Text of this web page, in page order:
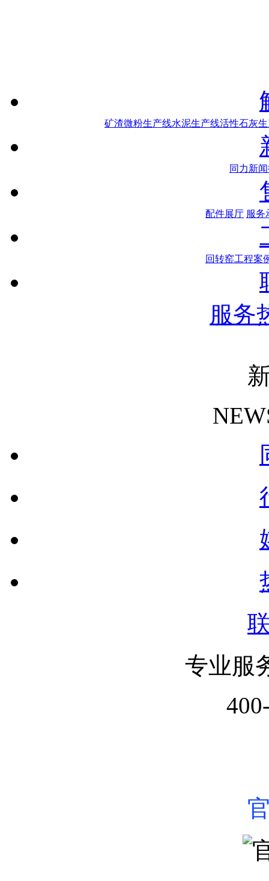
矿渣微粉生产线水泥生产线活性石灰
同力新闻
配件展厅 服务
回转窑工程案
服务
专业服